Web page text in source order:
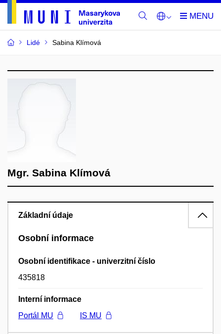
Lidé Sabina Klímová
Mgr. Sabina Klímová
Základní údaje
Osobní informace
Osobní identifikace - univerzitní číslo
435818
Interní informace
Portál MU
IS MU